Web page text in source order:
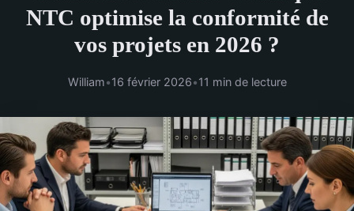
NTC optimise la conformité de
vos projets en 2026 ?
William•16 février 2026•11 min de lecture